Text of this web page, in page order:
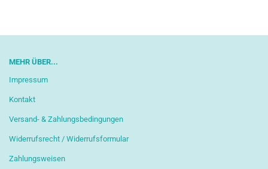
MEHR ÜBER...
Impressum
Kontakt
Versand- & Zahlungsbedingungen
Widerrufsrecht / Widerrufsformular
Zahlungsweisen